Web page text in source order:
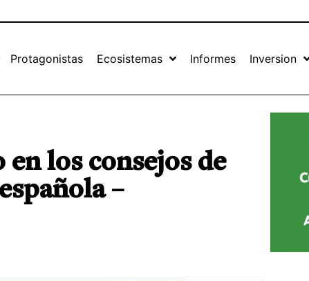
Protagonistas Ecosistemas Informes Inversion
los consejos de
–